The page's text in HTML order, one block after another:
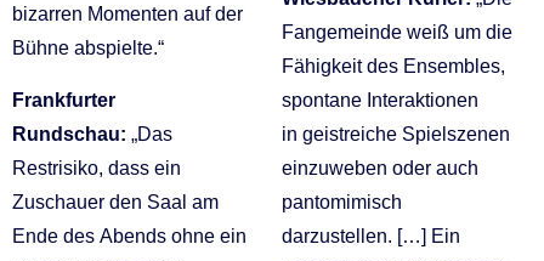
bizarren Momenten auf der
Bühne abspielte.“
Frankfurter
Rundschau: „Das
Restrisiko, dass ein
Zuschauer den Saal am
Ende des Abends ohne ein
Fangemeinde weiß um die
Fähigkeit des Ensembles,
spontane Interaktionen
in geistreiche Spielszenen
einzuweben oder auch
pantomimisch
darzustellen. […] Ein